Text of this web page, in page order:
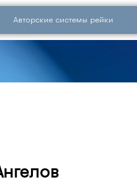
Авторские системы рейки